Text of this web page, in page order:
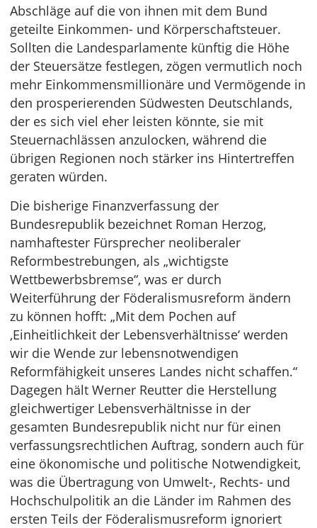
Abschläge auf die von ihnen mit dem Bund
geteilte Einkommen- und Körperschaftsteuer.
Sollten die Landesparlamente künftig die Höhe
der Steuersätze festlegen, zögen vermutlich noch
mehr Einkommensmillionäre und Vermögende in
den prosperierenden Südwesten Deutschlands,
der es sich viel eher leisten könnte, sie mit
Steuernachlässen anzulocken, während die
übrigen Regionen noch stärker ins Hintertreffen
geraten würden.
Die bisherige Finanzverfassung der
Bundesrepublik bezeichnet Roman Herzog,
namhaftester Fürsprecher neoliberaler
Reformbestrebungen, als „wichtigste
Wettbewerbsbremse“, was er durch
Weiterführung der Föderalismusreform ändern
zu können hofft: „Mit dem Pochen auf
‚Einheitlichkeit der Lebensverhältnisse‘ werden
wir die Wende zur lebensnotwendigen
Reformfähigkeit unseres Landes nicht schaffen.“
Dagegen hält Werner Reutter die Herstellung
gleichwertiger Lebensverhältnisse in der
gesamten Bundesrepublik nicht nur für einen
verfassungsrechtlichen Auftrag, sondern auch für
eine ökonomische und politische Notwendigkeit,
was die Übertragung von Umwelt-, Rechts- und
Hochschulpolitik an die Länder im Rahmen des
ersten Teils der Föderalismusreform ignoriert